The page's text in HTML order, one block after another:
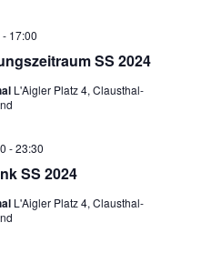
SS 2024
- 17:00
L'Aigler Platz 4, Clausthal-
SS 2024
-23:30
L'Aigler Platz 4, Clausthal-